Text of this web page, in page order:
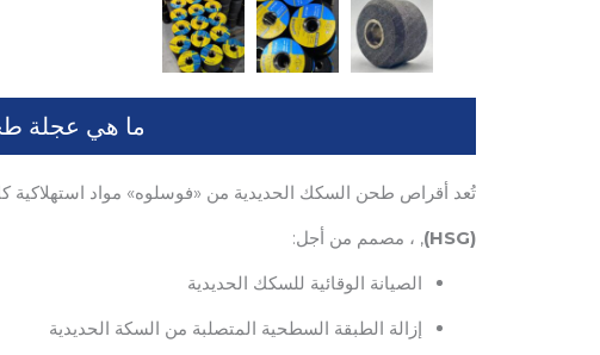
ما هي عجلة
تُعد أقراص طحن السكك الحديدية من «فوسلوه» مواد
(HSG)
, ، مصمم من أجل:
الصيانة الوقائية للسكك الحديدية
إزالة الطبقة السطحية المتصلبة من السكة الحديدية